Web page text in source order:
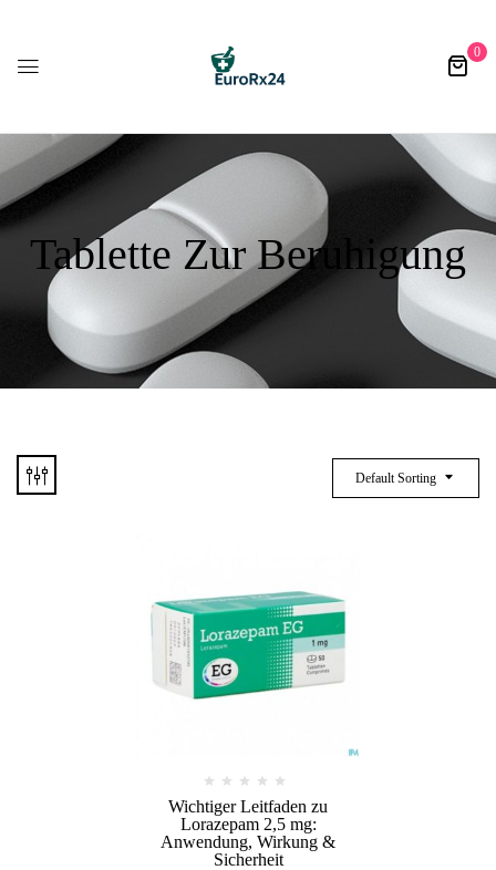
0
Tablette Zur Beruhigung​
Default Sorting
Wichtiger Leitfaden zu
Lorazepam 2,5 mg:
Anwendung, Wirkung &
Sicherheit